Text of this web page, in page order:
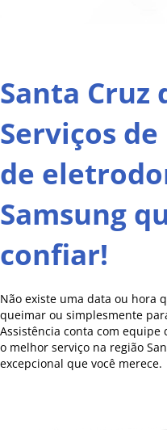
Santa Cruz
Serviços
de
Samsung
confiar!
Não existe uma data ou hora
queimar ou simplesmente
Assistência conta com
o melhor serviço na região
excepcional que você merece.